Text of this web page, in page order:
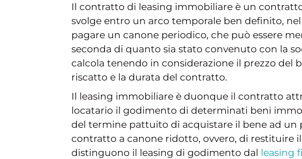
Il contratto di leasing immobiliare è un
svolge entro un arco temporale ben definito,
pagare un canone periodico, che può essere
seconda di quanto sia stato convenuto con la
calcola tenendo in considerazione il prezzo del
riscatto e la durata del contratto.
Il leasing immobiliare è duonque il contratto
locatario il godimento di determinati beni
del termine pattuito di acquistare il bene ad un
contratto a canone ridotto, ovvero, di restituire
distinguono il leasing di godimento dal leasing